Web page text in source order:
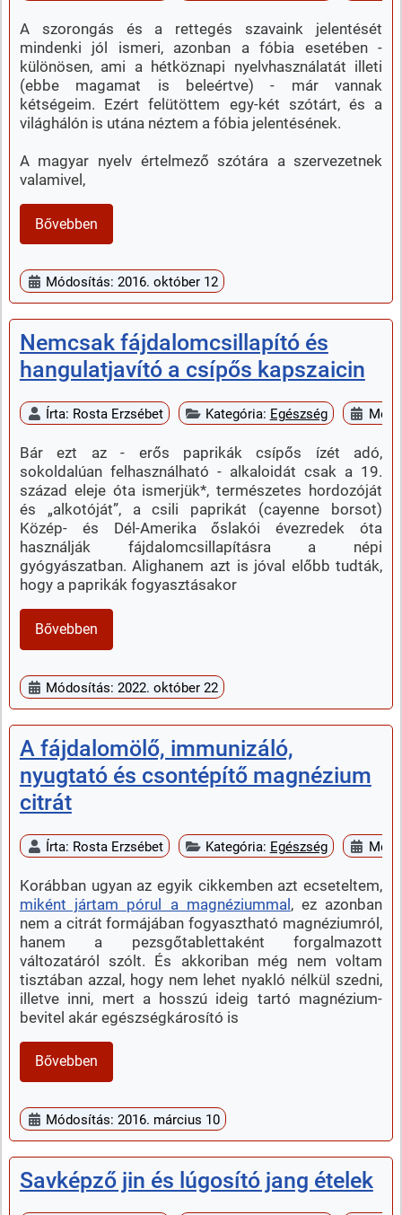
A szorongás és a rettegés szavaink jelentését
mindenki jól ismeri, azonban a fóbia esetében -
különösen, ami a hétköznapi nyelvhasználatát illeti
(ebbe magamat is beleértve) - már vannak
kétségeim. Ezért felütöttem egy-két szótárt, és a
világhálón is utána néztem a fóbia jelentésének.
A magyar nyelv értelmező szótára a szervezetnek
valamivel,
Bővebben
Módosítás: 2016. október 12
Nemcsak fájdalomcsillapító és
hangulatjavító a csípős kapszaicin
Írta: Rosta Erzsébet Kategória: Egészség
Bár ezt az - erős paprikák csípős ízét adó,
sokoldalúan felhasználható - alkaloidát csak a 19.
század eleje óta ismerjük*, természetes hordozóját
és „alkotóját”, a csili paprikát (cayenne borsot)
Közép- és Dél-Amerika őslakói évezredek óta
használják fájdalomcsillapításra a népi
gyógyászatban. Alighanem azt is jóval előbb tudták,
hogy a paprikák fogyasztásakor
Bővebben
Módosítás: 2022. október 22
A fájdalomölő, immunizáló,
nyugtató és csontépítő magnézium
citrát
Írta: Rosta Erzsébet Kategória: Egészség
Korábban ugyan az egyik cikkemben azt ecseteltem,
miként jártam pórul a magnéziummal, ez azonban
nem a citrát formájában fogyasztható magnéziumról,
hanem a pezsgőtablettaként forgalmazott
változatáról szólt. És akkoriban még nem voltam
tisztában azzal, hogy nem lehet nyakló nélkül szedni,
illetve inni, mert a hosszú ideig tartó magnézium-
bevitel akár egészségkárosító is
Bővebben
Módosítás: 2016. március 10
Savképző jin és lúgosító jang ételek